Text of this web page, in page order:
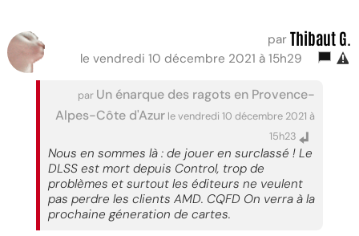
par Thibaut G.
le vendredi 10 décembre 2021 à 15h29
par Un énarque des ragots en Provence-
Alpes-Côte d'Azur le vendredi 10 décembre 2021 à
15h23
Nous en sommes là : de jouer en surclassé ! Le
DLSS est mort depuis Control, trop de
problèmes et surtout les éditeurs ne veulent
pas perdre les clients AMD. CQFD On verra à la
prochaine géneration de cartes.